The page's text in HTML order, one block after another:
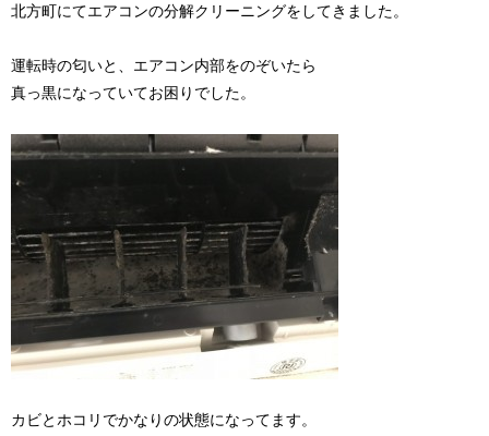
北方町にてエアコンの分解クリーニングをしてきました。
運転時の匂いと、エアコン内部をのぞいたら
真っ黒になっていてお困りでした。
カビとホコリでかなりの状態になってます。